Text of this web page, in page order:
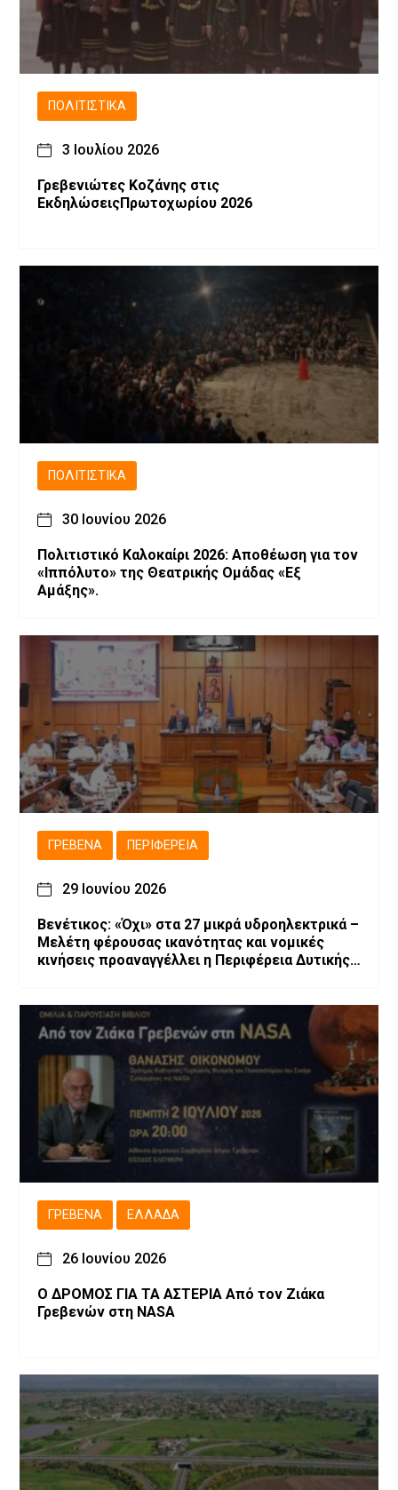
ΠΟΛΙΤΙΣΤΙΚΆ
3 Ιουλίου 2026
Γρεβενιώτες Κοζάνης στις
ΕκδηλώσειςΠρωτοχωρίου 2026
ΠΟΛΙΤΙΣΤΙΚΆ
30 Ιουνίου 2026
Πολιτιστικό Καλοκαίρι 2026: Αποθέωση για τον
«Ιππόλυτο» της Θεατρικής Ομάδας «Εξ
Αμάξης».
ΓΡΕΒΕΝΆ ΠΕΡΙΦΈΡΕΙΑ
29 Ιουνίου 2026
Βενέτικος: «Όχι» στα 27 μικρά υδροηλεκτρικά –
Μελέτη φέρουσας ικανότητας και νομικές
κινήσεις προαναγγέλλει η Περιφέρεια Δυτικής
ΓΡΕΒΕΝΆ ΕΛΛΆΔΑ
26 Ιουνίου 2026
Ο ΔΡΟΜΟΣ ΓΙΑ ΤΑ ΑΣΤΕΡΙΑ Από τον Ζιάκα
Γρεβενών στη NASA